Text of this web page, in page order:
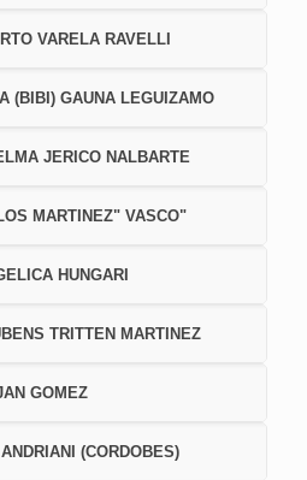
VARELA RAVELLI
(BIBI) GAUNA LEGUIZAMO
JERICO NALBARTE
MARTINEZ" VASCO"
HUNGARI
TRITTEN MARTINEZ
GOMEZ
(CORDOBES)